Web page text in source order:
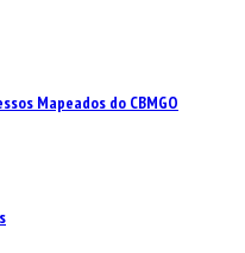
Mapeados do CBMGO